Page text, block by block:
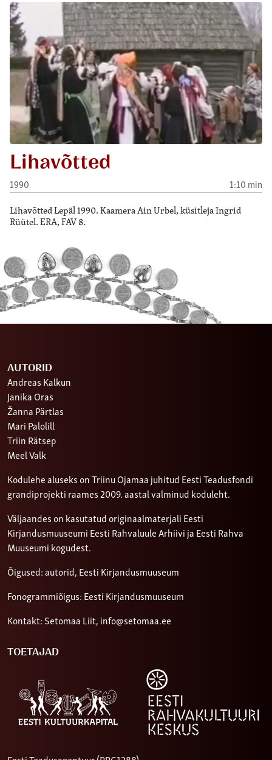
Lihavõtted
1990 1:10 min
Lihavõtted Lepäl 1990. Kaamera Ain Urbel, küsitleja Ingrid
Rüütel. ERA, FAV 8.
AUTORID
Andreas Kalkun
Janika Oras
Žanna Pärtlas
Mari Palolill
Triin Rätsep
Meel Valk
Kodulehe aluseks on Triinu Ojamaa juhitud Eesti Teadusfondi
grandiprojekti raames 2009. aastal valminud koduleht.
Väljaandes on kasutatud originaalmaterjali Eesti
Kirjandusmuuseumi Eesti Rahvaluule Arhiivi ja Eesti Rahva
Muuseumi kogudest.
Õigused: autorid, Eesti Kirjandusmuuseum
Fonogrammiõigus: Eesti Kirjandusmuuseum
Kontakt: Setomaa Liit, info@setomaa.ee
TOETAJAD